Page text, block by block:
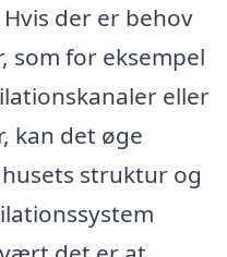
der er behov
som for eksempel
eller
kan det øge
struktur og